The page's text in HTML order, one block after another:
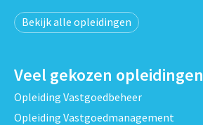
Bekijk alle opleidingen
Veel gekozen opleidingen
Opleiding Vastgoedbeheer
Opleiding Vastgoedmanagement